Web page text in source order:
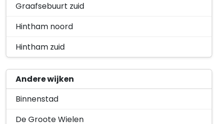
Omgevingsvergunning, verbouwen
30 januari 2026
Graafseweg 250,
Omgevingsvergunning, verbouwen
woning
Graafsebuurt zuid
Hintham noord
Hintham zuid
Andere wijken
Binnenstad
De Groote Wielen